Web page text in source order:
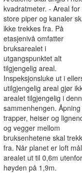
kvadratmeter. - Areal for
store piper og kanaler
ikke trekkes fra. På
etasjenivå omfatter
bruksarealet i
utgangspunktet alt
tilgjengelig areal.
Inspeksjonsluke ut i
utilgjengelig areal gjør
arealet tilgjengelig i
sammenhengen.
trapper, heiser og
og vegger mellom
bruksenhetene skal
fra. Når planet er loft
arealet ut til 0,6m utenfor
høyden på 1,9m.